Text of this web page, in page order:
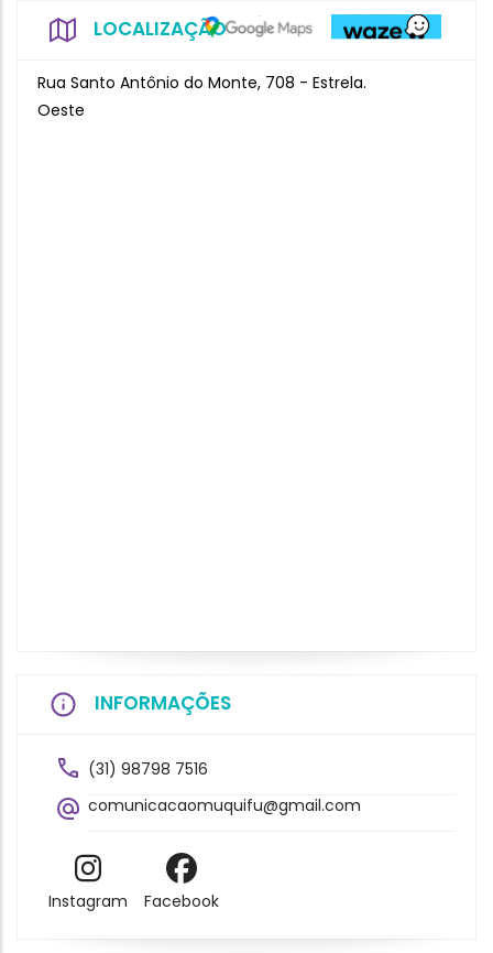
LOCALIZAÇÃO
Rua Santo Antônio do Monte, 708 - Estrela.
Oeste
INFORMAÇÕES
(31) 98798 7516
comunicacaomuquifu@gmail.com
Instagram Facebook